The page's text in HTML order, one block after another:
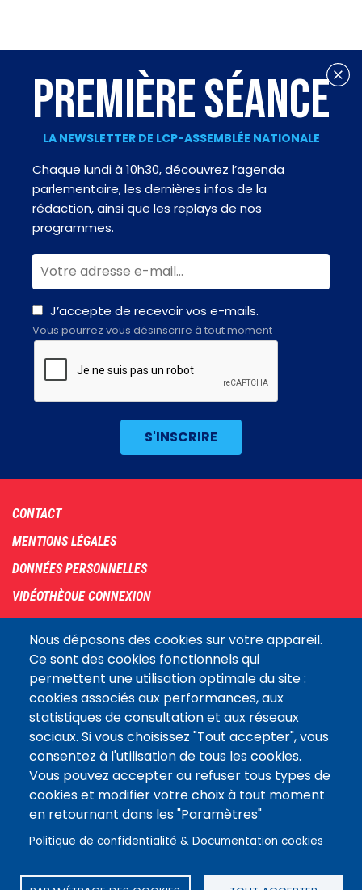
Nous déposons des cookies sur votre appareil.
Ce sont des cookies fonctionnels qui
permettent une utilisation optimale du site :
cookies associés aux performances, aux
statistiques de consultation et aux réseaux
sociaux. Si vous choisissez "Tout accepter", vous
consentez à l'utilisation de tous les cookies.
Vous pouvez accepter ou refuser tous types de
cookies et modifier votre choix à tout moment
en retournant dans les "Paramètres"
Politique de confidentialité & Documentation cookies
PREMIÈRE SÉANCE
LA NEWSLETTER DE LCP-ASSEMBLÉE NATIONALE
Chaque lundi à 10h30, découvrez l’agenda
parlementaire, les dernières infos de la
rédaction, ainsi que les replays de nos
programmes.
J’accepte de recevoir vos e-mails.
Vous pourrez vous désinscrire à tout moment
Footer
menu
CONTACT
MENTIONS LÉGALES
DONNÉES PERSONNELLES
VIDÉOTHÈQUE CONNEXION
ARCHIVES
COOKIES
Assemblée
nationaleLE SITE DE L’ASSEMBLÉE NATIONALE
Suivez-nous